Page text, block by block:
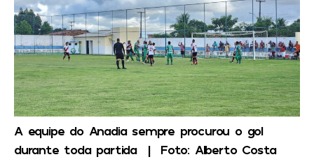
A equipe do Anadia sempre procurou o gol
durante toda partida | Foto: Alberto Costa